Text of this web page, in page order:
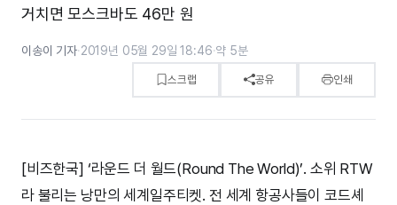
거치면 모스크바도 46만 원
이송이 기자·2019년 05월 29일 18:46·약 5분
스크랩 공유 인쇄
[비즈한국] ‘라운드 더 월드(Round The World)’. 소위 RTW
라 불리는 낭만의 세계일주티켓. 전 세계 항공사들이 코드셰